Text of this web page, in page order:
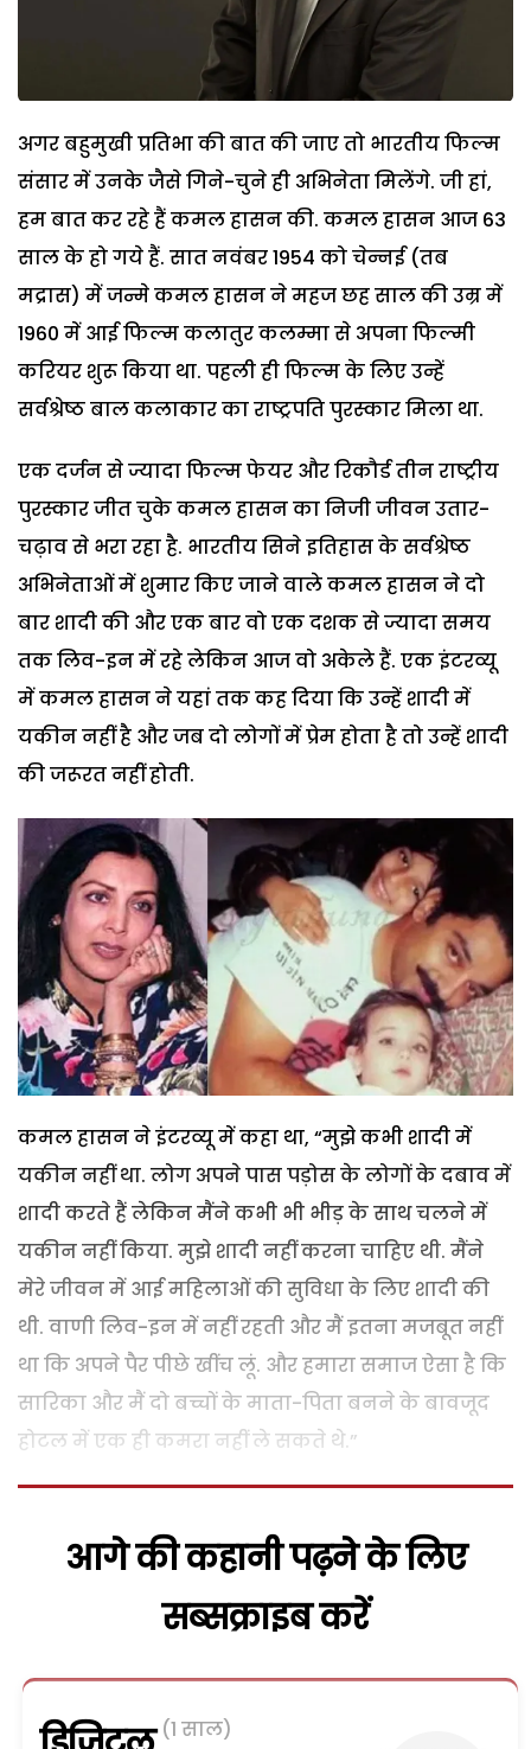
अगर बहुमुखी प्रतिभा की बात की जाए तो भारतीय फिल्म
संसार में उनके जैसे गिने-चुने ही अभिनेता मिलेंगे. जी हां,
हम बात कर रहे हैं कमल हासन की. कमल हासन आज 63
साल के हो गये हैं. सात नवंबर 1954 को चेन्नई (तब
मद्रास) में जन्मे कमल हासन ने महज छह साल की उम्र में
1960 में आई फिल्म कलातुर कलम्मा से अपना फिल्मी
करियर शुरू किया था. पहली ही फिल्म के लिए उन्हें
सर्वश्रेष्ठ बाल कलाकार का राष्ट्रपति पुरस्कार मिला था.
एक दर्जन से ज्यादा फिल्म फेयर और रिकौर्ड तीन राष्ट्रीय
पुरस्कार जीत चुके कमल हासन का निजी जीवन उतार-
चढ़ाव से भरा रहा है. भारतीय सिने इतिहास के सर्वश्रेष्ठ
अभिनेताओं में शुमार किए जाने वाले कमल हासन ने दो
बार शादी की और एक बार वो एक दशक से ज्यादा समय
तक लिव-इन में रहे लेकिन आज वो अकेले हैं. एक इंटरव्यू
में कमल हासन ने यहां तक कह दिया कि उन्हें शादी में
यकीन नहीं है और जब दो लोगों में प्रेम होता है तो उन्हें शादी
की जरूरत नहीं होती.
कमल हासन ने इंटरव्यू में कहा था, “मुझे कभी शादी में
यकीन नहीं था. लोग अपने पास पड़ोस के लोगों के दबाव में
शादी करते हैं लेकिन मैंने कभी भी भीड़ के साथ चलने में
यकीन नहीं किया. मुझे शादी नहीं करना चाहिए थी. मैंने
मेरे जीवन में आई महिलाओं की सुविधा के लिए शादी की
थी. वाणी लिव-इन में नहीं रहती और मैं इतना मजबूत नहीं
था कि अपने पैर पीछे खींच लूं. और हमारा समाज ऐसा है कि
सारिका और मैं दो बच्चों के माता-पिता बनने के बावजूद
होटल में एक ही कमरा नहीं ले सकते थे.”
आगे की कहानी पढ़ने के लिए
सब्सक्राइब करें
(1 साल)